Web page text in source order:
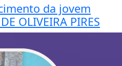
da jovem
OLIVEIRA PIRES